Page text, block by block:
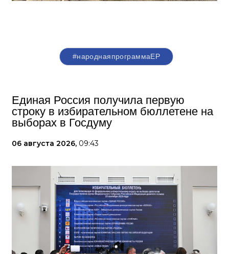
#народнаяпрограммаЕР
Единая Россия получила первую
строку в избирательном бюллетене на
выборах в Госдуму
06 августа 2026, 09:43